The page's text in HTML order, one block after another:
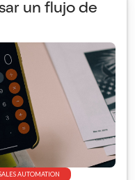
un flujo de
AUTOMATION